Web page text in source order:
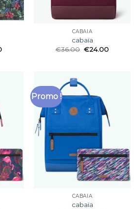
CABAÏA
cabaïa
€36.00 €24.00
Promo !
CABAÏA
cabaïa